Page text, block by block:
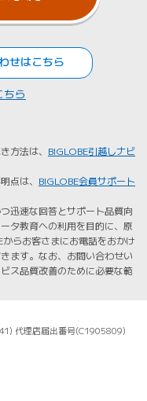
せはこちら
ら
方法は、 BIGLOBE引越しナビ
点は、 BIGLOBE会員サポート
迅速な回答とサポート品質向
タ教育への利用を目的に、原
らお客さまにお電話をおかけ
ます。なお、お問い合わせい
ス品質改善のために必要な範
代理店届出番号(C1905809)